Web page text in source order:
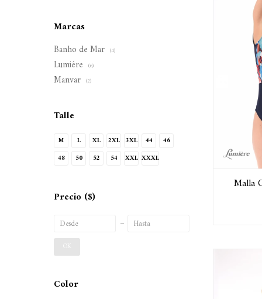
Malla
Marcas
Banho de Mar (4)
Lumiére (6)
Manvar (2)
Talle
M L XL 2XL 3XL 44
46
48
50 52 54 XXL XXXL
Precio ($)
OK
Color